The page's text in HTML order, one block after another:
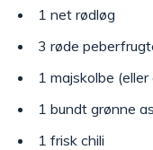
1 net rødløg
3 røde
1 majskolbe
1 bundt grønne
1 frisk chili